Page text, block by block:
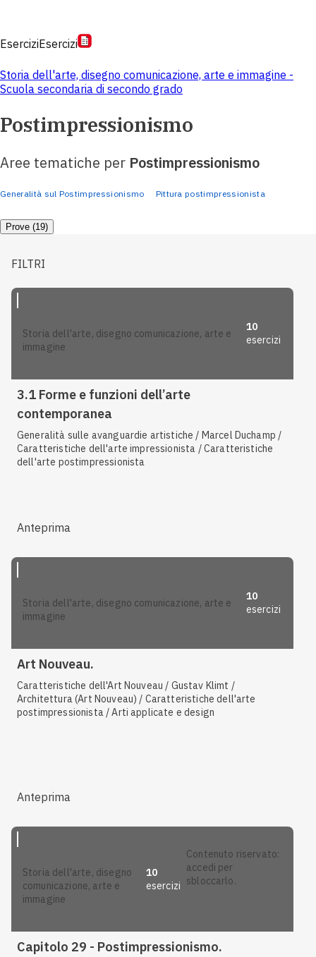
EserciziEsercizi
Storia dell'arte, disegno comunicazione, arte e immagine -
Scuola secondaria di secondo grado
Postimpressionismo
Aree tematiche per Postimpressionismo
Generalità sul Postimpressionismo Pittura postimpressionista
Prove (19)
FILTRI
storia dell'arte, disegno comunicazione, arte e
immagine
10
esercizi
3.1 Forme e funzioni dell’arte
contemporanea
Generalità sulle avanguardie artistiche / Marcel Duchamp /
Caratteristiche dell'arte impressionista / Caratteristiche
dell'arte postimpressionista
Anteprima
storia dell'arte, disegno comunicazione, arte e
immagine
10
esercizi
Art Nouveau.
Caratteristiche dell'Art Nouveau / Gustav Klimt /
Architettura (Art Nouveau) / Caratteristiche dell'arte
postimpressionista / Arti applicate e design
Anteprima
storia dell'arte, disegno
comunicazione, arte e
immagine
10
esercizi
contenuto riservato:
accedi per
sbloccarlo.
Capitolo 29 - Postimpressionismo.